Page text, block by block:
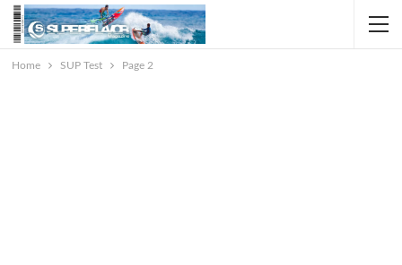
Home SUP Test Page 2